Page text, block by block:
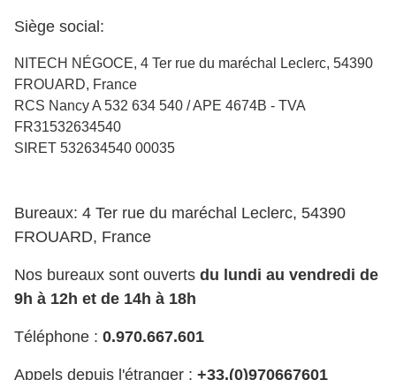
Siège social:
NITECH NÉGOCE, 4 Ter rue du maréchal Leclerc, 54390
FROUARD, France
RCS Nancy A 532 634 540 / APE 4674B - TVA
FR31532634540
SIRET 532634540 00035
Bureaux: 4 Ter rue du maréchal Leclerc, 54390
FROUARD, France
Nos bureaux sont ouverts du lundi au vendredi de
9h à 12h et de 14h à 18h
Téléphone : 0.970.667.601
Appels depuis l'étranger : +33.(0)970667601